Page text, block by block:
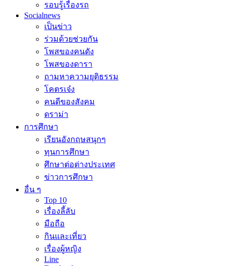
รอบรู้เรื่องรถ
Socialnews
เป็นข่าว
ร่วมด้วยช่วยกัน
โพสของคนดัง
โพสของดารา
ถามหาความยุติธรรม
โคตรเจ๋ง
คนดีของสังคม
ดราม่า
การศึกษา
เรียนอังกฤษสนุกๆ
ทุนการศึกษา
ศึกษาต่อต่างประเทศ
ข่าวการศึกษา
อื่น ๆ
Top 10
เรื่องลี้ลับ
มือถือ
กินและเที่ยว
เรื่องผู้หญิง
Line